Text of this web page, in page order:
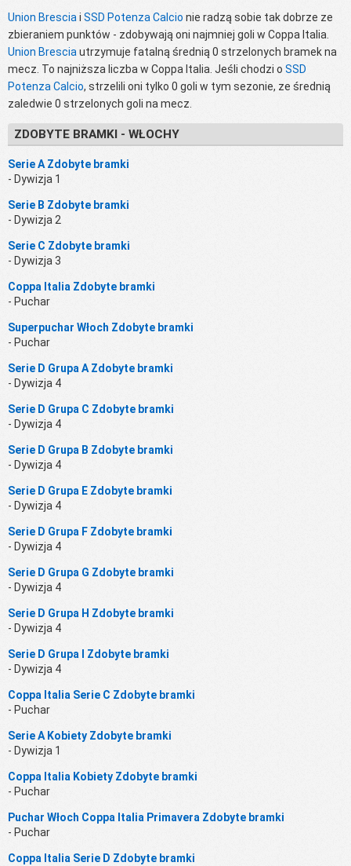
Union Brescia i SSD Potenza Calcio nie radzą sobie tak dobrze ze
zbieraniem punktów - zdobywają oni najmniej goli w Coppa Italia.
Union Brescia utrzymuje fatalną średnią 0 strzelonych bramek na
mecz. To najniższa liczba w Coppa Italia. Jeśli chodzi o SSD
Potenza Calcio, strzelili oni tylko 0 goli w tym sezonie, ze średnią
zaledwie 0 strzelonych goli na mecz.
ZDOBYTE BRAMKI - WŁOCHY
Serie A Zdobyte bramki
- Dywizja 1
Serie B Zdobyte bramki
- Dywizja 2
Serie C Zdobyte bramki
- Dywizja 3
Coppa Italia Zdobyte bramki
- Puchar
Superpuchar Włoch Zdobyte bramki
- Puchar
Serie D Grupa A Zdobyte bramki
- Dywizja 4
Serie D Grupa C Zdobyte bramki
- Dywizja 4
Serie D Grupa B Zdobyte bramki
- Dywizja 4
Serie D Grupa E Zdobyte bramki
- Dywizja 4
Serie D Grupa F Zdobyte bramki
- Dywizja 4
Serie D Grupa G Zdobyte bramki
- Dywizja 4
Serie D Grupa H Zdobyte bramki
- Dywizja 4
Serie D Grupa I Zdobyte bramki
- Dywizja 4
Coppa Italia Serie C Zdobyte bramki
- Puchar
Serie A Kobiety Zdobyte bramki
- Dywizja 1
Coppa Italia Kobiety Zdobyte bramki
- Puchar
Puchar Włoch Coppa Italia Primavera Zdobyte bramki
- Puchar
Coppa Italia Serie D Zdobyte bramki